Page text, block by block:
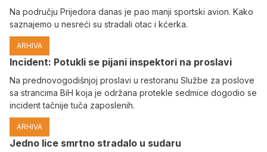
Na području Prijedora danas je pao manji sportski avion. Kako
saznajemo u nesreći su stradali otac i kćerka.
ARHIVA
Incident: Potukli se pijani inspektori na proslavi
Na prednovogodišnjoj proslavi u restoranu Službe za poslove
sa strancima BiH koja je održana protekle sedmice dogodio se
incident tačnije tuča zaposlenih.
ARHIVA
Јedno lice smrtno stradalo u sudaru